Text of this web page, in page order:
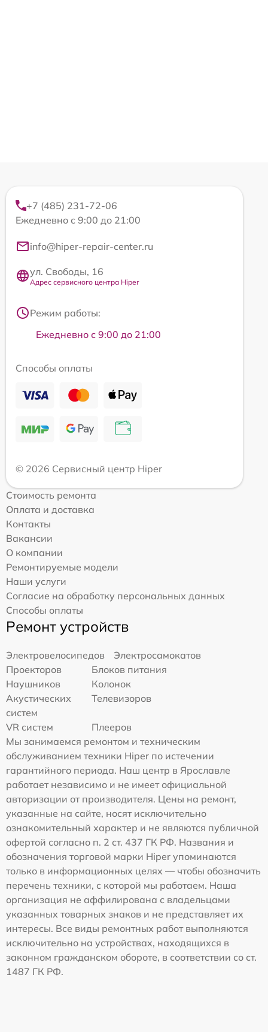
+7 (485) 231-72-06
Ежедневно с 9:00 до 21:00
info@hiper-repair-center.ru
ул. Свободы, 16
Адрес сервисного центра Hiper
Режим работы:
Ежедневно с 9:00 до 21:00
Способы оплаты
© 2026 Сервисный центр Hiper
Стоимость ремонта
Оплата и доставка
Контакты
Вакансии
О компании
Ремонтируемые модели
Наши услуги
Согласие на обработку персональных данных
Способы оплаты
Ремонт устройств
Электровелосипедов
Электросамокатов
Проекторов
Блоков питания
Наушников
Колонок
Акустических
систем
Телевизоров
VR систем
Плееров
Мы занимаемся ремонтом и техническим
обслуживанием техники Hiper по истечении
гарантийного периода. Наш центр в Ярославле
работает независимо и не имеет официальной
авторизации от производителя. Цены на ремонт,
указанные на сайте, носят исключительно
ознакомительный характер и не являются публичной
офертой согласно п. 2 ст. 437 ГК РФ. Названия и
обозначения торговой марки Hiper упоминаются
только в информационных целях — чтобы обозначить
перечень техники, с которой мы работаем. Наша
организация не аффилирована с владельцами
указанных товарных знаков и не представляет их
интересы. Все виды ремонтных работ выполняются
исключительно на устройствах, находящихся в
законном гражданском обороте, в соответствии со ст.
1487 ГК РФ.